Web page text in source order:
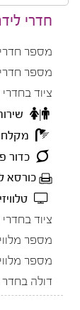
חדרי
מספר
מספר
ציוד
כדור
כורסא
ציוד
מספר
מספר
דולה בחדר